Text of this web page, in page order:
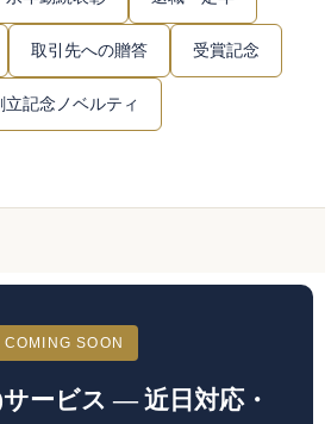
取引先への贈答 受賞記念
立記念ノベルティ
COMING SOON
ービス ― 近日対応・